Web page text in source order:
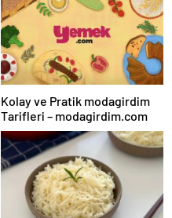
Kolay ve Pratik modagirdim
Tarifleri – modagirdim.com